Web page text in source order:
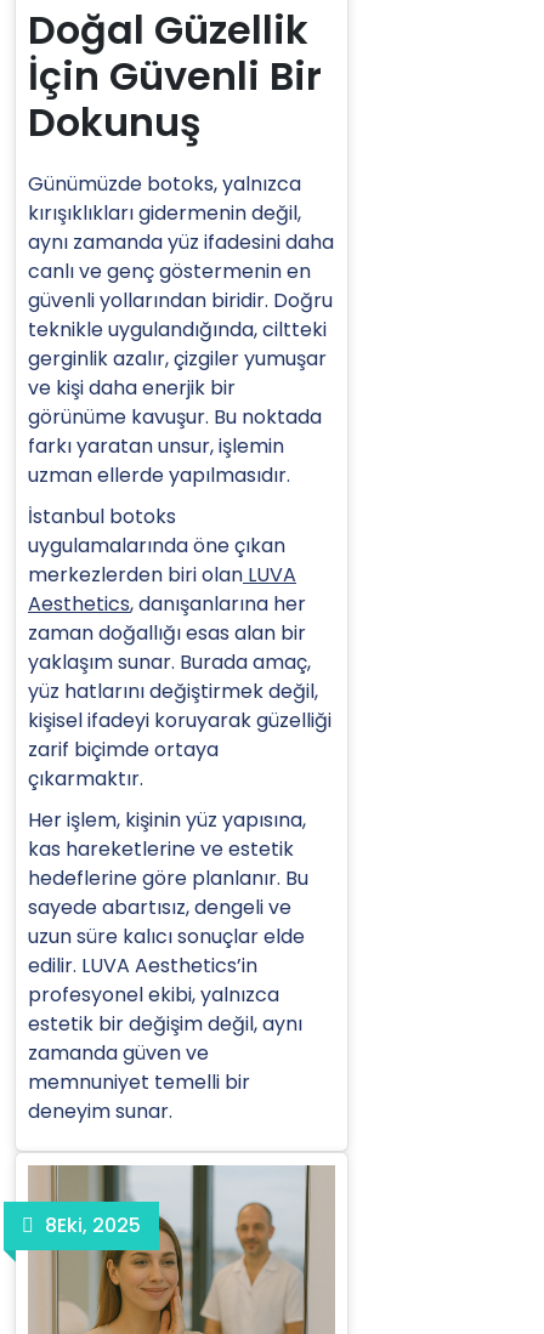
Doğal Güzellik
İçin Güvenli Bir
Dokunuş
Günümüzde botoks, yalnızca
kırışıklıkları gidermenin değil,
aynı zamanda yüz ifadesini daha
canlı ve genç göstermenin en
güvenli yollarından biridir. Doğru
teknikle uygulandığında, ciltteki
gerginlik azalır, çizgiler yumuşar
ve kişi daha enerjik bir
görünüme kavuşur. Bu noktada
farkı yaratan unsur, işlemin
uzman ellerde yapılmasıdır.
İstanbul botoks
uygulamalarında öne çıkan
merkezlerden biri olan LUVA
Aesthetics, danışanlarına her
zaman doğallığı esas alan bir
yaklaşım sunar. Burada amaç,
yüz hatlarını değiştirmek değil,
kişisel ifadeyi koruyarak güzelliği
zarif biçimde ortaya
çıkarmaktır.
Her işlem, kişinin yüz yapısına,
kas hareketlerine ve estetik
hedeflerine göre planlanır. Bu
sayede abartısız, dengeli ve
uzun süre kalıcı sonuçlar elde
edilir. LUVA Aesthetics’in
profesyonel ekibi, yalnızca
estetik bir değişim değil, aynı
zamanda güven ve
memnuniyet temelli bir
deneyim sunar.
8Eki, 2025